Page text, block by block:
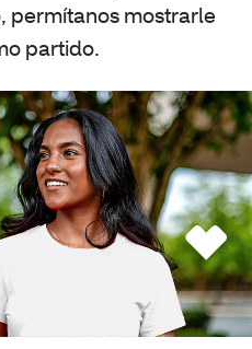
permítanos mostrarle
partido.